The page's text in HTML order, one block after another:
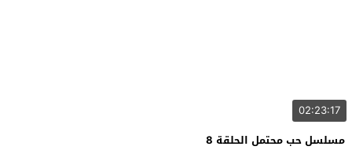
02:23:17
مسلسل حب محتمل الحلقة 8